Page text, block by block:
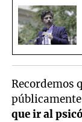
Recordemos
que ir al